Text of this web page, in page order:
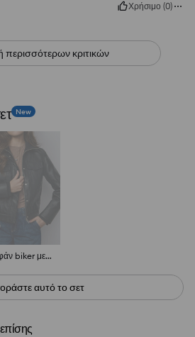
Χρήσιμο (0)
κριτικών
New
Μπουφάν biker με επωμίδες
αυτό το σετ